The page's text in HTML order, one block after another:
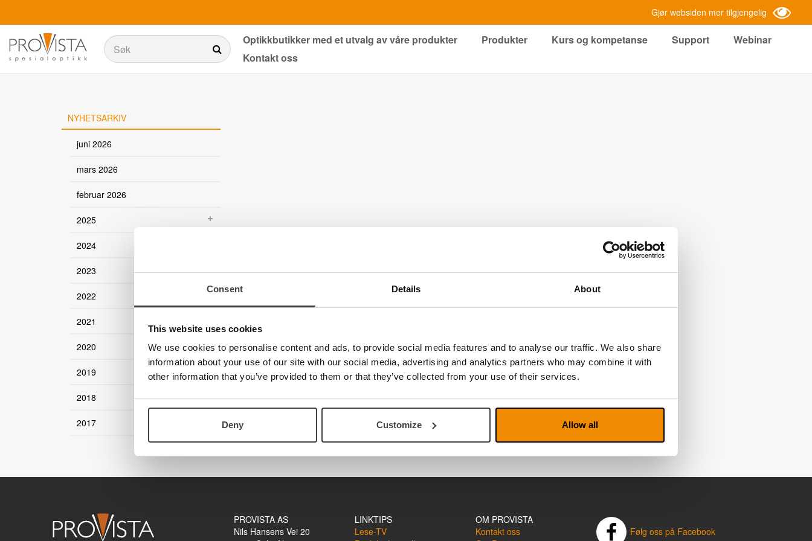
Consent Details About
This website uses cookies
We use cookies to personalise content and ads, to provide social media features and to analyse our traffic. We also share
information about your use of our site with our social media, advertising and analytics partners who may combine it with
other information that you’ve provided to them or that they’ve collected from your use of their services.
Deny Customize Allow all
Gjør websiden mer tilgjengelig
Søk Optikkbutikker med et utvalg av våre produkter Produkter Kurs og kompetanse Support
Webinar
Kontakt oss
Aktiviteter i dagliglivet
Optikkbutikker med et utvalg av våre produkter
Kurs og kompetanse
Kurs for brukere
Kurs for fagpersoner innen syn
Esys / b.note i Supernova skjermleser og Dolphin skjermleser
Gamle brukerveiledninger
Kataloger
Syn
Optikk
NYHETSARKIV
juni 2026
mars 2026
februar 2026
2025
2024
2023
2022
2021
2020
2019
2018
2017
PROVISTA AS
Nils Hansens Vei 20
LINKTIPS
Lese-TV
OM PROVISTA
Kontakt oss
Følg oss på Facebook